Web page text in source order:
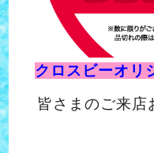
クロスビーオリ
皆さまのご来店